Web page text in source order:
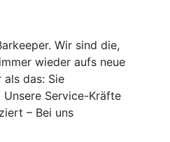
Wir sind die,
wieder aufs neue
das: Sie
Service-Kräfte
– Bei uns